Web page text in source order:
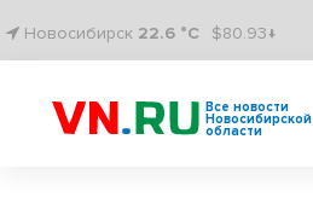
Новосибирск 22.6 °C $80.93↓
Все новости
Новосибирской
области